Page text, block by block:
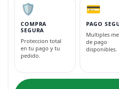
🛡️
COMPRA
SEGURA
Proteccion total
en tu pago y tu
pedido.
💳
PAGO
Multiples
de pago
disponibles.